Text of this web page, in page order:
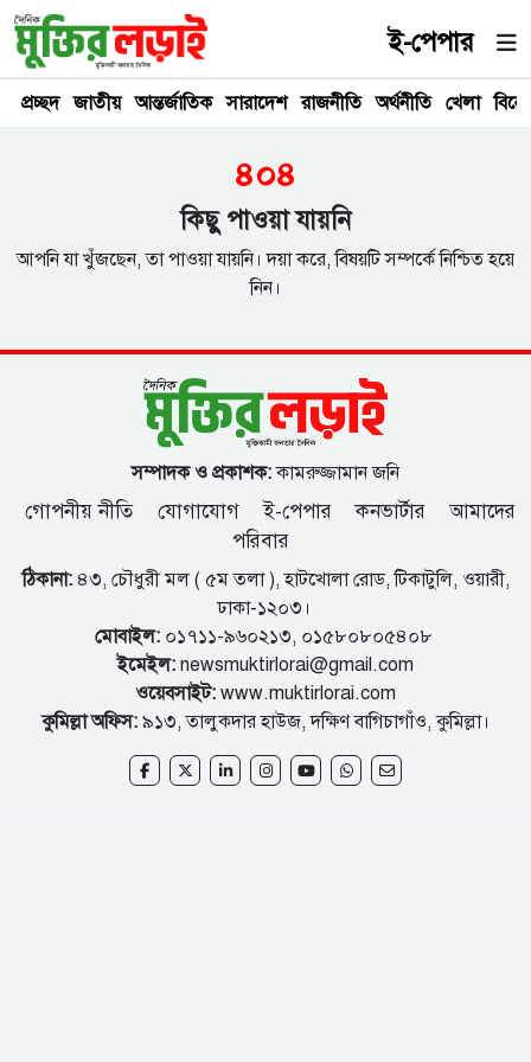
ই-পেপার
প্রচ্ছদ জাতীয় আন্তর্জাতিক সারাদেশ রাজনীতি অর্থনীতি খেলা
৪০৪
কিছু পাওয়া যায়নি
আপনি যা খুঁজছেন, তা পাওয়া যায়নি। দয়া করে, বিষয়টি সম্পর্কে নিশ্চিত হয়ে
নিন।
সম্পাদক ও প্রকাশক:কামরুজ্জামান জনি
গোপনীয় নীতি যোগাযোগ ই-পেপার কনভার্টার
আমাদের
পরিবার
ঠিকানা:৪৩, চৌধুরী মল ( ৫ম তলা ), হাটখোলা রোড, টিকাটুলি, ওয়ারী,
ঢাকা-১২০৩।
মোবাইল:০১৭১১-৯৬০২১৩, ০১৫৮০৮০৫৪০৮
ইমেইল: newsmuktirlorai@gmail.com
ওয়েবসাইট: www.muktirlorai.com
কুমিল্লা অফিস: ৯১৩, তালুকদার হাউজ, দক্ষিণ বাগিচাগাঁও, কুমিল্লা।